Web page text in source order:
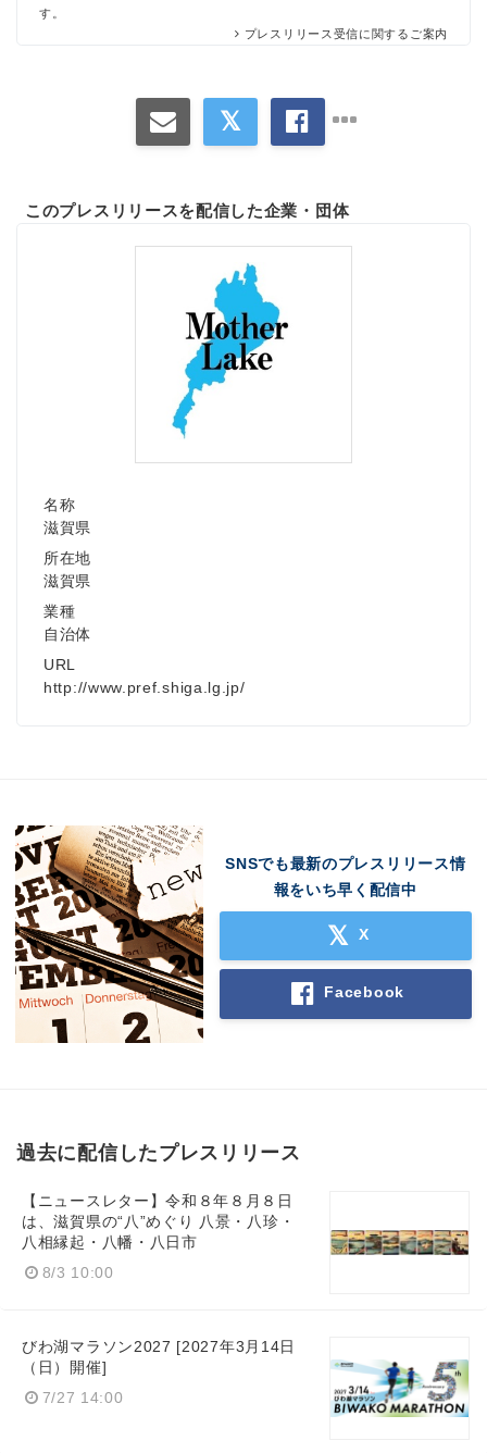
す。
プレスリリース受信に関するご案内
このプレスリリースを配信した企業・団体
名称
滋賀県
所在地
滋賀県
業種
自治体
URL
http://www.pref.shiga.lg.jp/
SNSでも最新のプレスリリース情
報をいち早く配信中
X
Facebook
過去に配信したプレスリリース
【ニュースレター】令和８年８月８日
は、滋賀県の“八”めぐり 八景・八珍・
八相縁起・八幡・八日市
8/3 10:00
びわ湖マラソン2027 [2027年3月14日
（日）開催]
7/27 14:00